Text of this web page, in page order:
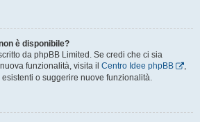
è disponibile?
da phpBB Limited. Se credi che ci sia
funzionalità, visita il Centro Idee phpBB
,
o suggerire nuove funzionalità.